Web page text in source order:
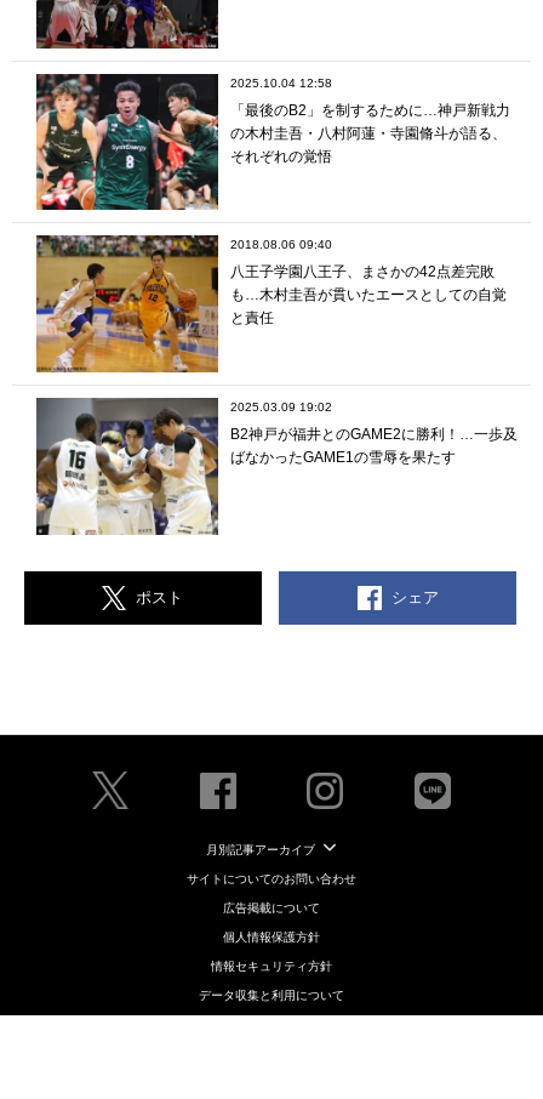
2025.10.04 12:58
「最後のB2」を制するために…神戸新戦力
の木村圭吾・八村阿蓮・寺園脩斗が語る、
それぞれの覚悟
2018.08.06 09:40
八王子学園八王子、まさかの42点差完敗
も…木村圭吾が貫いたエースとしての自覚
と責任
2025.03.09 19:02
B2神戸が福井とのGAME2に勝利！…一歩及
ばなかったGAME1の雪辱を果たす
ポスト シェア
月別記事アーカイブ
サイトについてのお問い合わせ
広告掲載について
個人情報保護方針
情報セキュリティ方針
データ収集と利用について